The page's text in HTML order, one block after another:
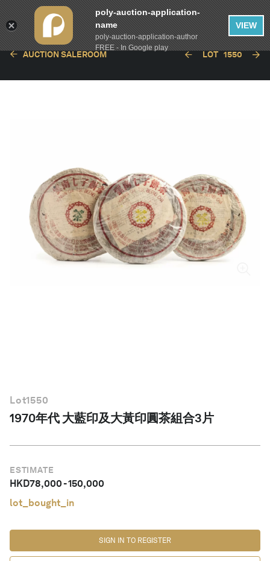
AUCTION SALEROOM LOT 1550
Lot1550
1970年代 大藍印及大黃印圓茶組合3片
ESTIMATE
HKD78,000-150,000
lot_bought_in
SIGN IN TO REGISTER
poly-auction-application-
name
poly-auction-application-author
FREE - In Google play
VIEW